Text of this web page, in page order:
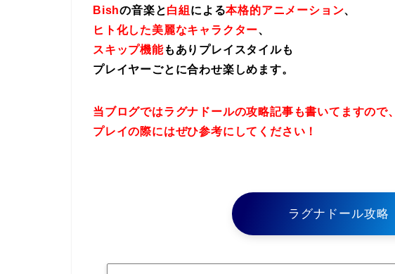
Bishの音楽と白組 による本格的アニメーション、
ヒト化した美麗なキャラクター、
スキップ機能もありプレイスタイルも
プレイヤーごとに合わせ楽しめます。
当ブログではラグナドールの攻略記事も書いてますので、
プレイの際にはぜひ参考にしてください！
ラグナドール攻略